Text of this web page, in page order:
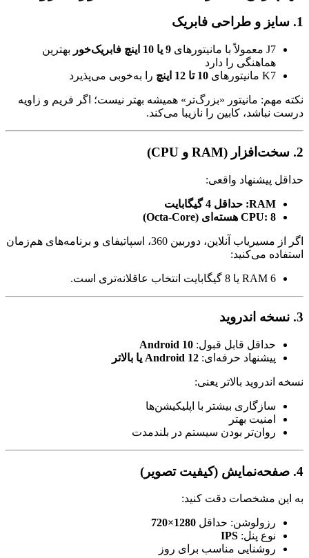
1. سایز و طراحی فابریک
J7 معمولاً با مانیتورهای 9 یا 10 اینچ فابریک‌خور
بهترین
هماهنگی را دارد
K7 مانیتورهای
10 تا 12 اینچ را به‌خوبی می‌پذیرد
نکته مهم: مانیتور «بزرگ‌تر» همیشه بهتر نیست؛ اگر فریم و زاویه
درست نباشد، کابین را نازیبا می‌کند.
2. سخت‌افزار (RAM و CPU)
حداقل پیشنهاد واقعی:
RAM: حداقل 4 گیگابایت
CPU: 8 هسته‌ای (Octa-Core)
اگر از مسیریاب آنلاین، دوربین 360، اسپاتیفای و برنامه‌های هم‌زمان
استفاده می‌کنید:
RAM 6 یا 8 گیگابایت انتخاب عاقلانه‌تری است.
3. نسخه اندروید
حداقل قابل قبول: Android 10
پیشنهاد حرفه‌ای: Android 12 یا بالاتر
نسخه اندروید بالاتر یعنی:
سازگاری بیشتر با اپلیکیشن‌ها
امنیت بهتر
روان‌تر بودن سیستم در بلندمدت
4. صفحه‌نمایش (کیفیت تصویر)
به این مشخصات دقت کنید:
رزولوشن: حداقل 1280×720
نوع پنل: IPS
روشنایی مناسب برای روز